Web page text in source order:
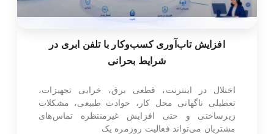
افزایش تاب‌آوری کسب‌وکار با تلفن ابری در
شرایط بحرانی
اختلال در اینترنت، قطعی برق، خرابی تجهیزات،
تعطیلی ناگهانی محل کار، حوادث طبیعی، مشکلات
زیرساختی و حتی افزایش غیرمنتظره تماس‌های
مشتریان می‌تواند فعالیت روزمره یک